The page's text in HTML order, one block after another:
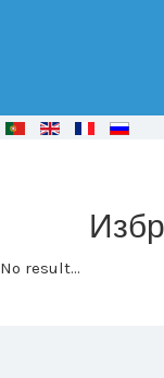
© FreeJoomla! 3 Modules
No result...